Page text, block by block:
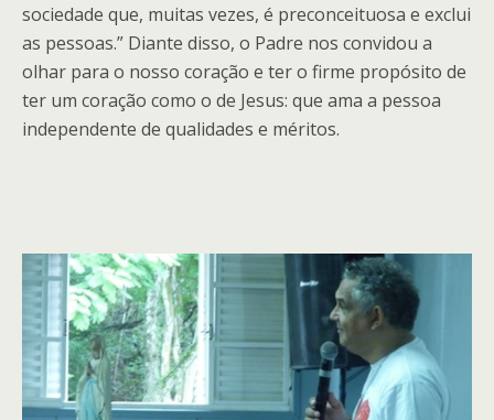
sociedade que, muitas vezes, é preconceituosa e exclui
as pessoas.” Diante disso, o Padre nos convidou a
olhar para o nosso coração e ter o firme propósito de
ter um coração como o de Jesus: que ama a pessoa
independente de qualidades e méritos.